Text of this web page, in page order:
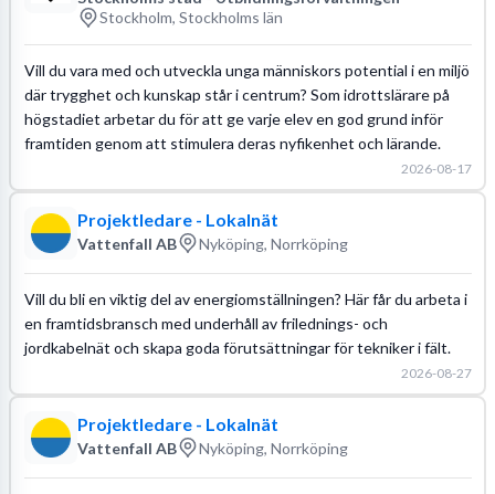
Stockholm, Stockholms län
Vill du vara med och utveckla unga människors potential i en miljö
där trygghet och kunskap står i centrum? Som idrottslärare på
högstadiet arbetar du för att ge varje elev en god grund inför
framtiden genom att stimulera deras nyfikenhet och lärande.
2026-08-17
Projektledare - Lokalnät
Vattenfall AB Nyköping, Norrköping
Vill du bli en viktig del av energiomställningen? Här får du arbeta i
en framtidsbransch med underhåll av frilednings- och
jordkabelnät och skapa goda förutsättningar för tekniker i fält.
2026-08-27
Projektledare - Lokalnät
Vattenfall AB Nyköping, Norrköping